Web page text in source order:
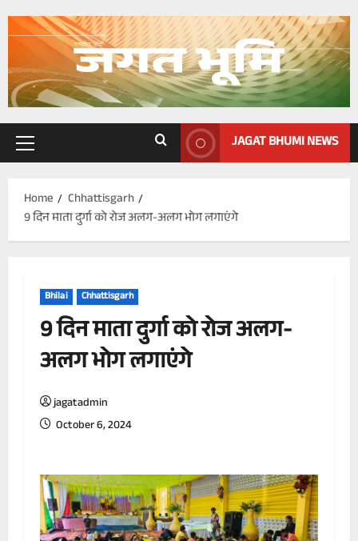
Primary
JAGAT BHUMI NEWS
Home
Chhattisgarh
9 दिन माता दुर्गा को रोज अलग-अलग भोग लगाएंगे
Bhilai Chhattisgarh
9 दिन माता दुर्गा को रोज अलग-
अलग भोग लगाएंगे
jagatadmin
October 6, 2024